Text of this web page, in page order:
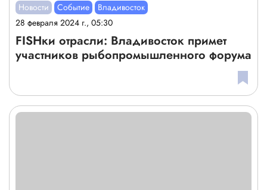
Новости Событие
Владивосток
28 февраля 2024 г., 05:30
FISHки отрасли: Владивосток примет
участников рыбопромышленного форума